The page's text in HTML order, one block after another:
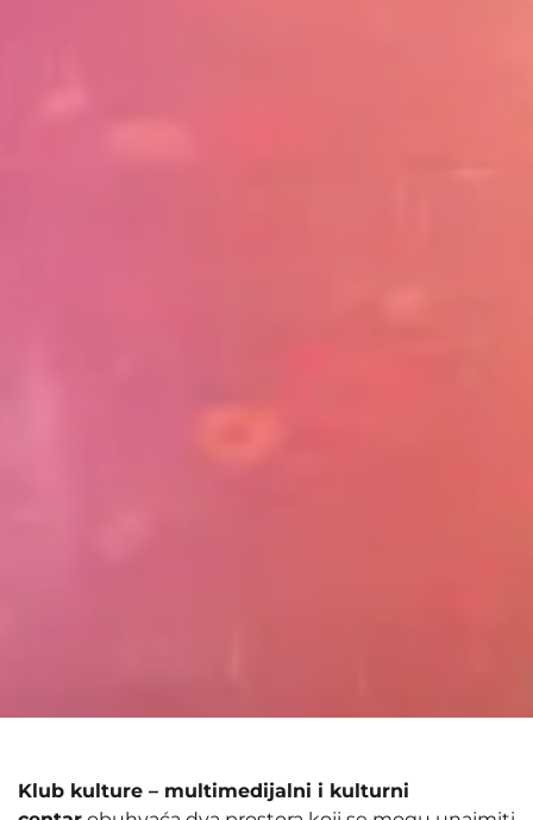
Klub kulture – multimedijalni i kulturni